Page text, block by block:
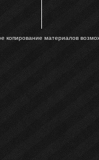
копирование материалов